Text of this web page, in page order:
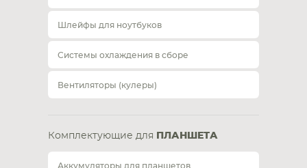
Шлейфы для ноутбуков
Системы охлаждения в сборе
Вентиляторы (кулеры)
Комплектующие для ПЛАНШЕТА
Аккумуляторы для планшетов